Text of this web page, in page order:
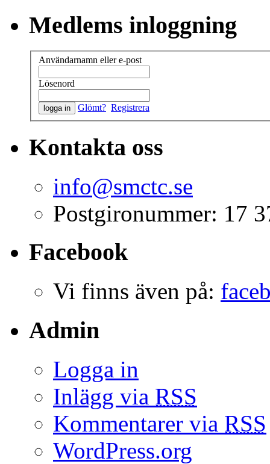
Medlems inloggning
Användarnamn eller e-post
Lösenord
Glömt? Registrera
Kontakta oss
info@smctc.se
Postgironummer: 17
Facebook
Vi finns även på:
Admin
Logga in
Inlägg via RSS
Kommentarer via RSS
WordPress.org